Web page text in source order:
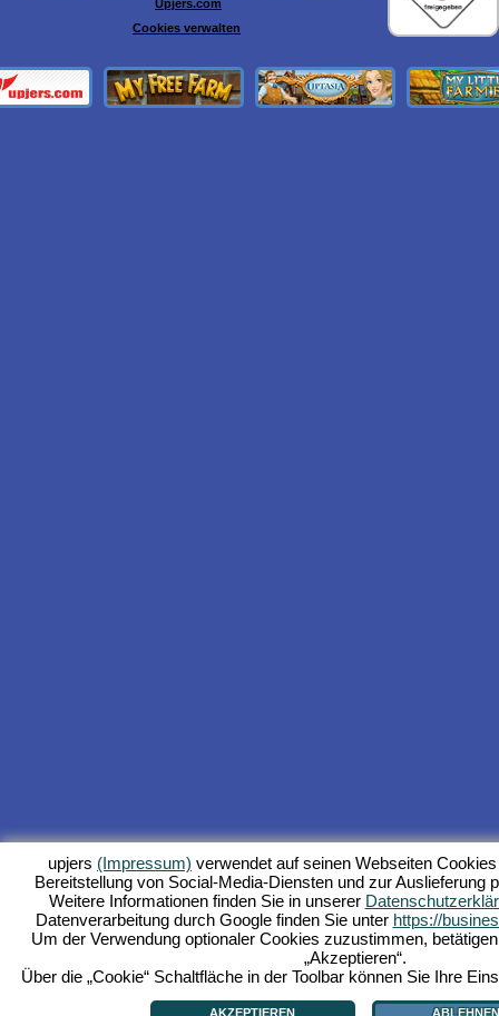
Upjers.com
Cookies verwalten
upjers (Impressum) verwendet auf seinen Webseiten
Bereitstellung von Social-Media-Diensten und zur Auslieferung
Weitere Informationen finden Sie in unserer
Datenverarbeitung durch Google finden Sie unter https://
Um der Verwendung optionaler Cookies zuzustimmen,
„Akzeptieren“.
Über die „Cookie“ Schaltfläche in der Toolbar können Sie Ihre
AKZEPTIEREN ABLEHNEN